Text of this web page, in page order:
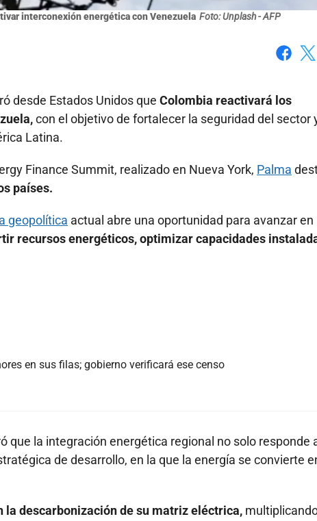
interconexión energética con Venezuela Foto: Unplash - AFP
desde Estados Unidos que Colombia reactivará los
con el objetivo de fortalecer la seguridad del sector
Latina.
Finance Summit, realizado en Nueva York, Palma
países.
geopolítica actual abre una oportunidad para avanzar en
recursos energéticos, optimizar capacidades
en sus filas; gobierno verificará ese censo
que la integración energética regional no solo responde
de desarrollo, en la que la energía se convierte
la descarbonización de su matriz eléctrica,